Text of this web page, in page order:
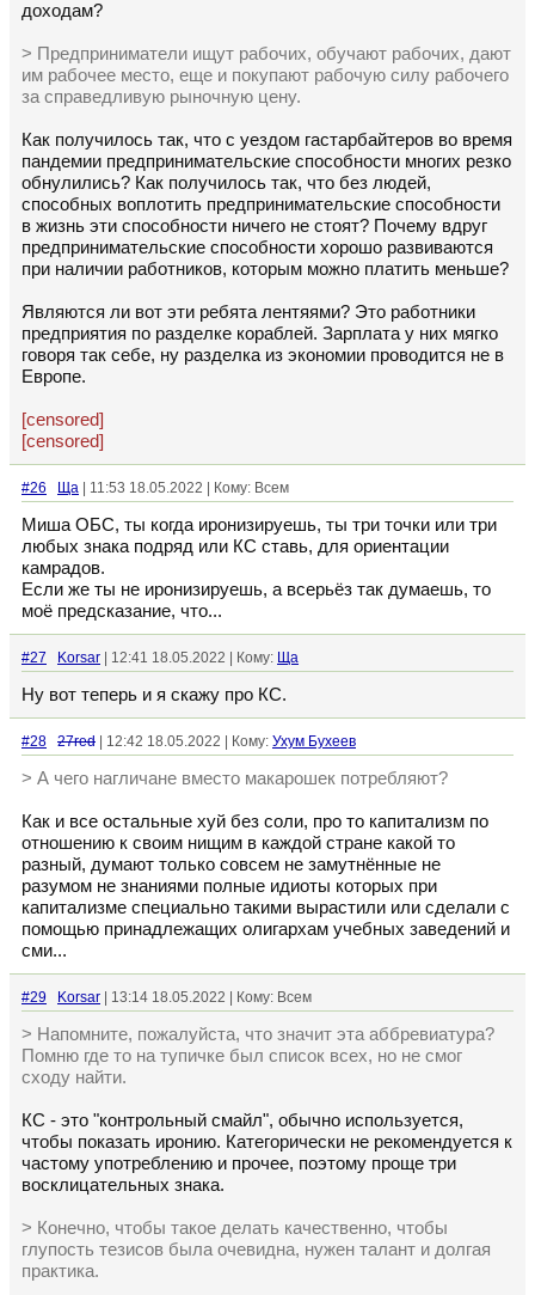
доходам?
> Предприниматели ищут рабочих, обучают рабочих, дают
им рабочее место, еще и покупают рабочую силу рабочего
за справедливую рыночную цену.
Как получилось так, что с уездом гастарбайтеров во время
пандемии предпринимательские способности многих резко
обнулились? Как получилось так, что без людей,
способных воплотить предпринимательские способности
в жизнь эти способности ничего не стоят? Почему вдруг
предпринимательские способности хорошо развиваются
при наличии работников, которым можно платить меньше?
Являются ли вот эти ребята лентяями? Это работники
предприятия по разделке кораблей. Зарплата у них мягко
говоря так себе, ну разделка из экономии проводится не в
Европе.
[censored]
[censored]
#26 Ща | 11:53 18.05.2022 | Кому: Всем
Миша ОБС, ты когда иронизируешь, ты три точки или три
любых знака подряд или КС ставь, для ориентации
камрадов.
Если же ты не иронизируешь, а всерьёз так думаешь, то
моё предсказание, что...
#27 Korsar | 12:41 18.05.2022 | Кому: Ща
Ну вот теперь и я скажу про КС.
#28 27red | 12:42 18.05.2022 | Кому: Ухум Бухеев
> А чего нагличане вместо макарошек потребляют?
Как и все остальные хуй без соли, про то капитализм по
отношению к своим нищим в каждой стране какой то
разный, думают только совсем не замутнённые не
разумом не знаниями полные идиоты которых при
капитализме специально такими вырастили или сделали с
помощью принадлежащих олигархам учебных заведений и
сми...
#29 Korsar | 13:14 18.05.2022 | Кому: Всем
> Напомните, пожалуйста, что значит эта аббревиатура?
Помню где то на тупичке был список всех, но не смог
сходу найти.
КС - это "контрольный смайл", обычно используется,
чтобы показать иронию. Категорически не рекомендуется к
частому употреблению и прочее, поэтому проще три
восклицательных знака.
> Конечно, чтобы такое делать качественно, чтобы
глупость тезисов была очевидна, нужен талант и долгая
практика.